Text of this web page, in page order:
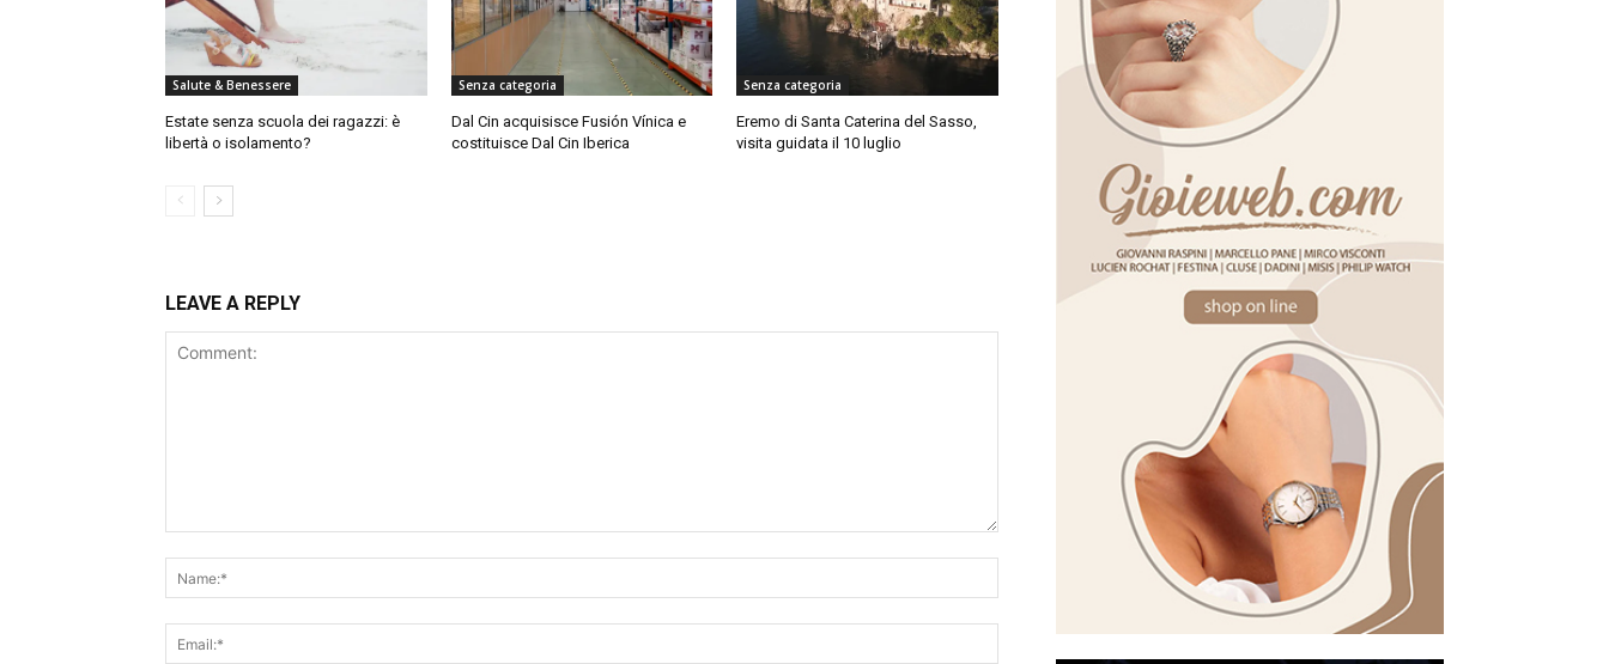
Salute & Benessere
Estate senza scuola dei ragazzi: è
libertà o isolamento?
Senza categoria
Dal Cin acquisisce Fusión Vínica e
costituisce Dal Cin Iberica
Senza categoria
Eremo di Santa Caterina del Sasso,
visita guidata il 10 luglio
LEAVE A REPLY